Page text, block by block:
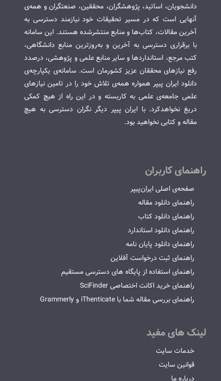
دانشجویان، اساتید، پژوهشگران، محققین، صنعتگران و همه‌ی
آنهایی است که در مسیر تحقیقات خود نیازمند دسترسی به
آخرین مقالات، کتاب‌ها و منابع منتشرشده هستند. این سامانه
با برقراری دسترسی به آخرین و به‌روزترین منابع دانشگاهی،
کتب مرجع، استانداردها و سایر منابع علمی و پژوهشی، درصدد
رفع نیازهای محققان عزیز کشورمان است. سامانه‌ی یکپارچه‌ی
دانلود ایران پیپر همواره همه‌ی تلاش خود را در تامین نیازهای
علمی جامعه‌ی علمی به کاربسته و در این راه از هیچ کمکی
دریغ نخواهدکرد. با ایران پیپر دیگر نگران دسترسی به هیچ
مقاله و کتابی نخواهید بود.
راهنمای کاربران
صفحه‌ی اصلی ایران‌پیپر
راهنمای دانلود مقاله
راهنمای دانلود کتاب
راهنمای دانلود استاندارد
راهنمای دانلود پایان نامه
راهنمای ثبت درخواست آفلاین
راهنمای استفاده از پایگاه های دسترسی مستقیم
راهنمای خرید اکانت اختصاصی SciFinder
راهنمای بررسی مقاله شما با iThenticate و Grammerly
لینک های مفید
خدمات سایت
قوانین سایت
درباره ما